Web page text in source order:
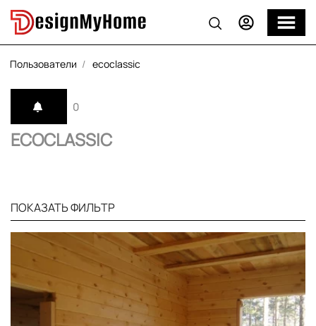
Пользователи ecoclassic
ECOCLASSIC
0
ПОКАЗАТЬ ФИЛЬТР